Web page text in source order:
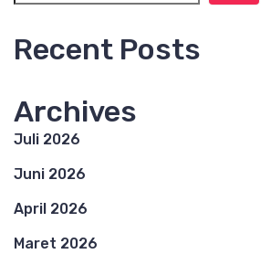
Recent Posts
Archives
Juli 2026
Juni 2026
April 2026
Maret 2026